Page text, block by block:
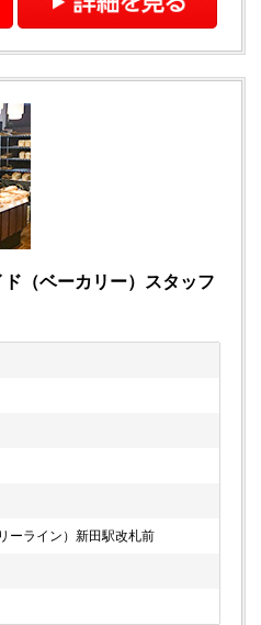
（ベーカリー）スタッフ
ーライン）新田駅改札前